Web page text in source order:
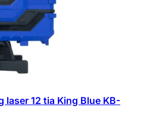
laser 12 tia King Blue KB-